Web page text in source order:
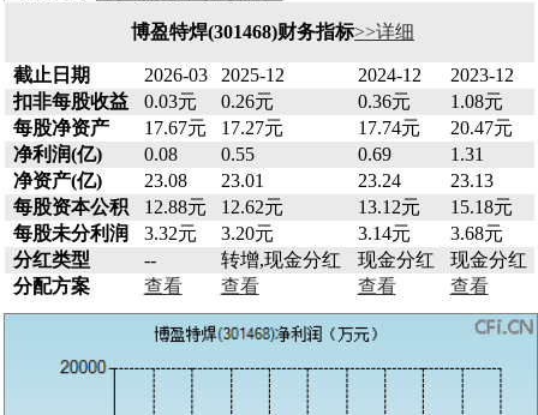
博盈特焊(301468)财务指标>>详细
截止日期 2026-03 2025-12 2024-12
2023-12
扣非每股收益
0.03元 0.26元 0.36元
1.08元
每股净资产
17.67元 17.27元 17.74元
20.47元
净利润(亿)
0.08 0.55 0.69
1.31
净资产(亿)
23.08 23.01 23.24
23.13
每股资本公积
12.88元 12.62元 13.12元
15.18元
每股未分利润
3.32元 3.20元 3.14元
3.68元
分红类型
-- 转增,现金分红 现金分红
现金分红
分配方案
查看 查看 查看 查看